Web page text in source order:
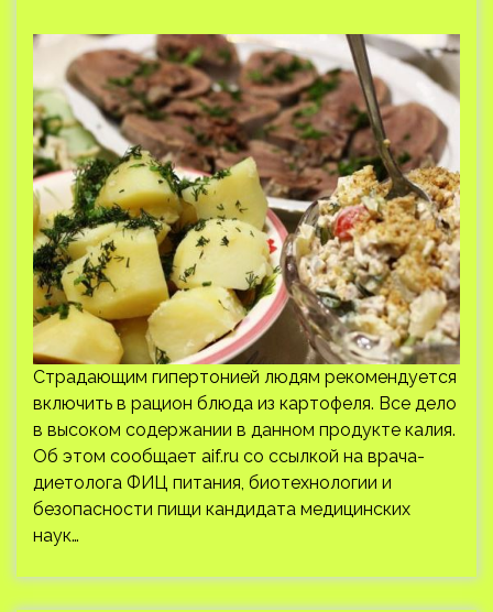
Страдающим гипертонией людям рекомендуется
включить в рацион блюда из картофеля. Все дело
в высоком содержании в данном продукте калия.
Об этом сообщает aif.ru со ссылкой на врача-
диетолога ФИЦ питания, биотехнологии и
безопасности пищи кандидата медицинских
наук…